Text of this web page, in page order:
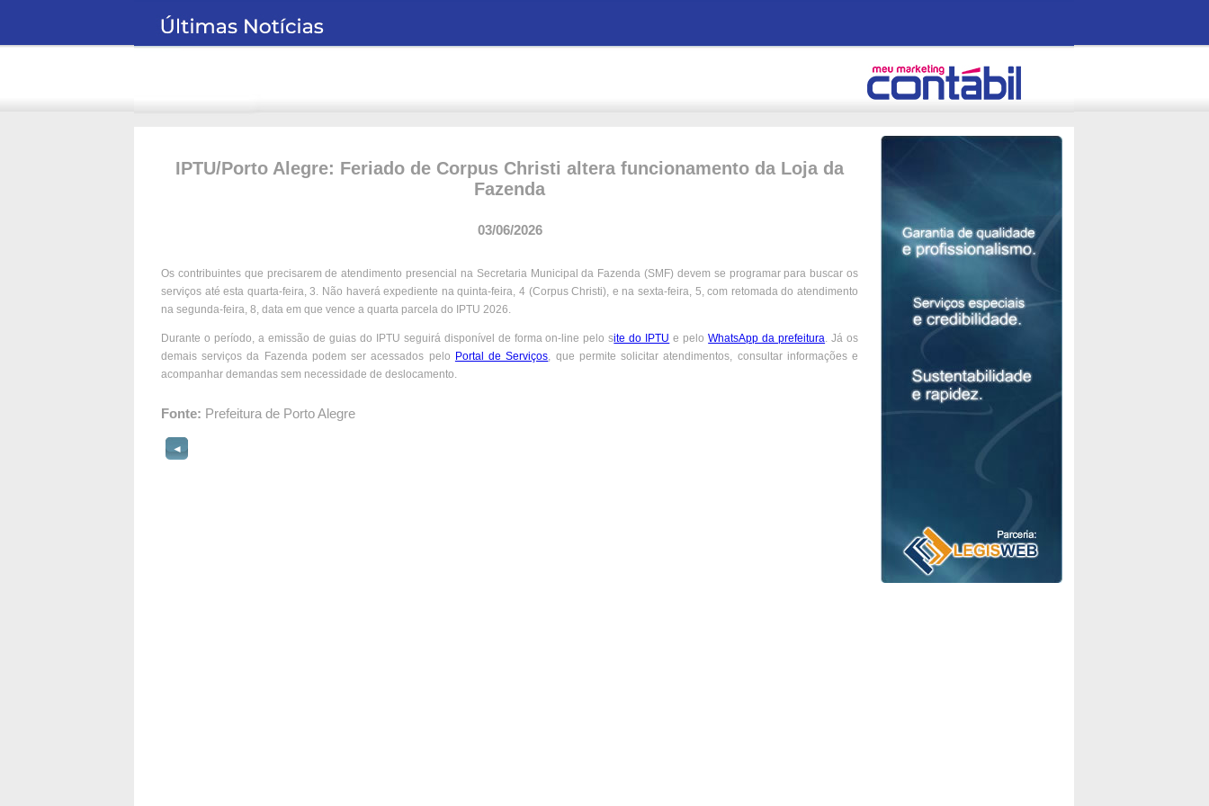
IPTU/Porto Alegre: Feriado de Corpus Christi altera funcionamento da Loja da
Fazenda
03/06/2026
Os contribuintes que precisarem de atendimento presencial na Secretaria Municipal da Fazenda (SMF) devem se programar para buscar os
serviços até esta quarta-feira, 3. Não haverá expediente na quinta-feira, 4 (Corpus Christi), e na sexta-feira, 5, com retomada do atendimento
na segunda-feira, 8, data em que vence a quarta parcela do IPTU 2026.
Durante o período, a emissão de guias do IPTU seguirá disponível de forma on-line pelo site do IPTU e peloWhatsApp da prefeitura. Já os
demais serviços da Fazenda podem ser acessados pelo Portal de Serviços, que permite solicitar atendimentos, consultar informações e
acompanhar demandas sem necessidade de deslocamento.
Fonte: Prefeitura de Porto Alegre
◄